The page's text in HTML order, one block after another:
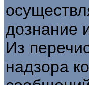
дознание
Из
надзора